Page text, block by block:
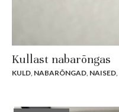
Kullast nabarõngas
KULD, NABARÕNGAD, NAISED,